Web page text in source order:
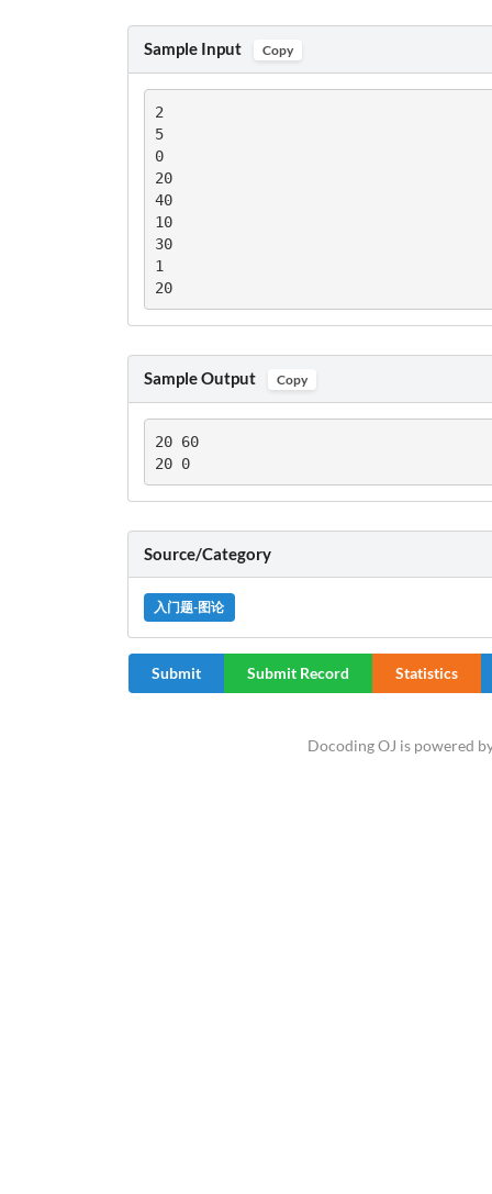
Sample Input Copy
2
5
0
20
40
10
30
1
20
Sample Output Copy
20 60
20 0
Source/Category
入门题-图论
Submit Submit Record Statistics
Docoding OJ is powered